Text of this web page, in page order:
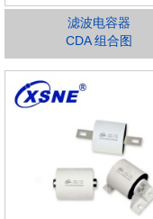
滤波电容器
CDA 组合图